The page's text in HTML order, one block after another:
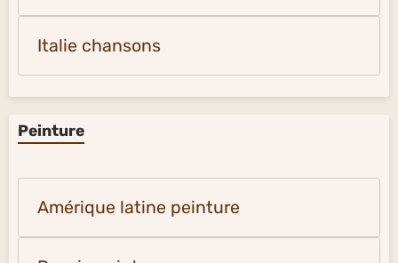
Italie chansons
Peinture
Amérique latine peinture